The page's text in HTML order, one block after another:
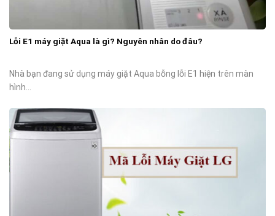
Lỗi E1 máy giặt Aqua là gì? Nguyên nhân do đâu?
Nhà bạn đang sử dụng máy giặt Aqua bỗng lỗi E1 hiện trên màn
hình...